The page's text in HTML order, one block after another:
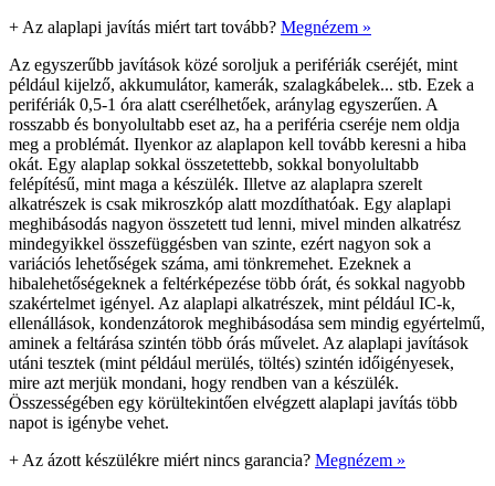
+ Az alaplapi javítás miért tart tovább? Megnézem »
Az egyszerűbb javítások közé soroljuk a perifériák cseréjét, mint
például kijelző, akkumulátor, kamerák, szalagkábelek... stb. Ezek a
perifériák 0,5-1 óra alatt cserélhetőek, aránylag egyszerűen. A
rosszabb és bonyolultabb eset az, ha a periféria cseréje nem oldja
meg a problémát. Ilyenkor az alaplapon kell tovább keresni a hiba
okát. Egy alaplap sokkal összetettebb, sokkal bonyolultabb
felépítésű, mint maga a készülék. Illetve az alaplapra szerelt
alkatrészek is csak mikroszkóp alatt mozdíthatóak. Egy alaplapi
meghibásodás nagyon összetett tud lenni, mivel minden alkatrész
mindegyikkel összefüggésben van szinte, ezért nagyon sok a
variációs lehetőségek száma, ami tönkremehet. Ezeknek a
hibalehetőségeknek a feltérképezése több órát, és sokkal nagyobb
szakértelmet igényel. Az alaplapi alkatrészek, mint például IC-k,
ellenállások, kondenzátorok meghibásodása sem mindig egyértelmű,
aminek a feltárása szintén több órás művelet. Az alaplapi javítások
utáni tesztek (mint például merülés, töltés) szintén időigényesek,
mire azt merjük mondani, hogy rendben van a készülék.
Összességében egy körültekintően elvégzett alaplapi javítás több
napot is igénybe vehet.
+ Az ázott készülékre miért nincs garancia? Megnézem »